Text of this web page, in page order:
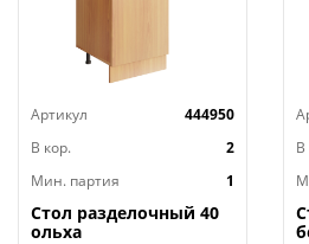
по уровню даже на неровных
- Глубина тумб 436 мм, что
устанавливать их не вплотную
пространство для прокладки
(канализационных труб и т.д.).
Артикул
444950
В кор.
2
Мин. партия
1
Стол разделочный 40
ольха
В